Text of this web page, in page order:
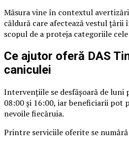
Măsura vine în contextul
căldură care afectează vestul țării
scopul de a proteja categoriile
Ce ajutor oferă DAS
caniculei
Intervențiile se desfășoară de
08:00 și 16:00, iar beneficiarii
nevoile fiecăruia.
Printre serviciile oferite se